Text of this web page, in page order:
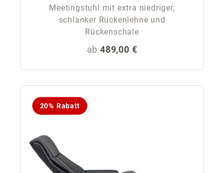
Meetingstuhl mit extra niedriger,
schlanker Rückenlehne und
Rückenschale
Regulärer Preis:
ab 489,00 €
20% Rabatt